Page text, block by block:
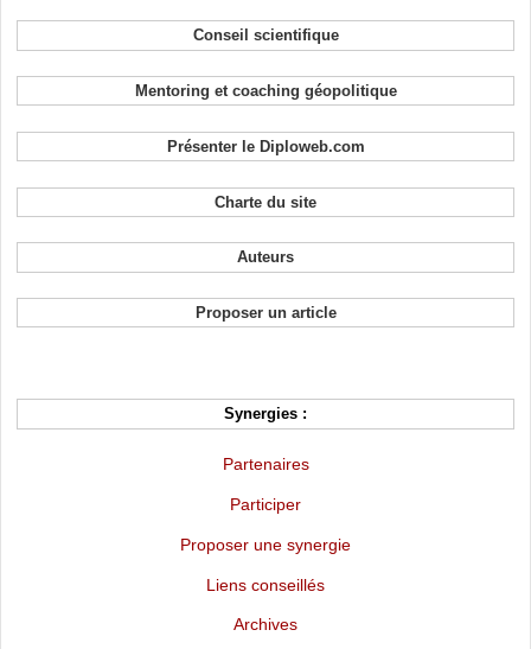
Conseil scientifique
Mentoring et coaching géopolitique
Présenter le Diploweb.com
Charte du site
Auteurs
Proposer un article
Synergies :
Partenaires
Participer
Proposer une synergie
Liens conseillés
Archives